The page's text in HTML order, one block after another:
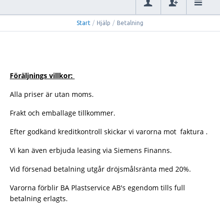
Start / Hjälp / Betalning
Föräljnings villkor:
Alla priser är utan moms.
Frakt och emballage tillkommer.
Efter godkänd kreditkontroll skickar vi varorna mot faktura .
Vi kan även erbjuda leasing via Siemens Finanns.
Vid försenad betalning utgår dröjsmålsränta med 20%.
Varorna förblir BA Plastservice AB's egendom tills full
betalning erlagts.